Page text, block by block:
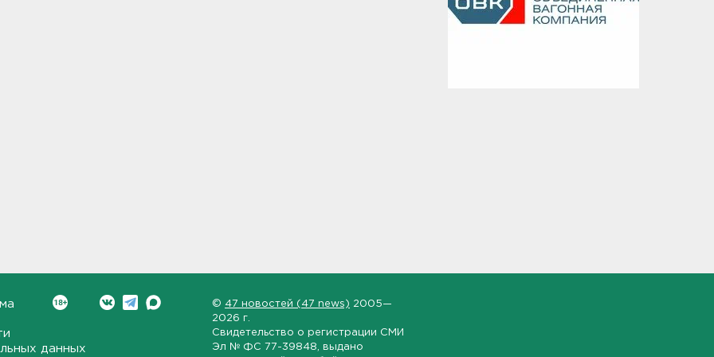
данных
© 47 новостей (47 news) 2005—
2026 г.
Свидетельство о регистрации СМИ
Эл № ФС 77-39848 , выдано